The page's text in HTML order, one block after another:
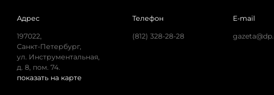
Адрес
197022,
Санкт-Петербург,
ул. Инструментальная,
д. 8, пом. 74.
показать на карте
Телефон
(812) 328-28-28
E-mail